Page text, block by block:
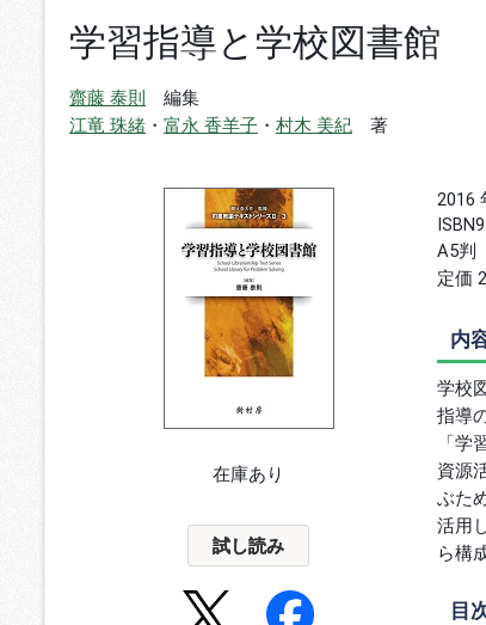
学習指導と学校図書館
齋藤 泰則
編集
江竜 珠緒 ・ 富永 香羊子 ・ 村木 美紀 著
在庫あり
試し読み
2016
ISBN
A5判
定価
内
学校
指導
「
資源
ぶた
活用
ら構
目